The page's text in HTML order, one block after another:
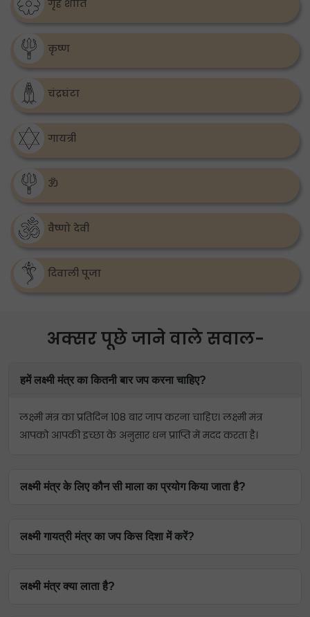
गृह शांति
कृष्ण
चंद्रघंटा
गायत्री
ॐ
वैष्णो देवी
दिवाली पूजा
अक्सर पूछे जाने वाले सवाल-
हमें लक्ष्मी मंत्र का कितनी बार जप करना चाहिए?
लक्ष्मी मंत्र का प्रतिदिन 108 बार जाप करना चाहिए। लक्ष्मी मंत्र
आपको आपकी इच्छा के अनुसार धन प्राप्ति में मदद करता है।
लक्ष्मी मंत्र के लिए कौन सी माला का प्रयोग किया जाता है?
उनके आध्यात्मिक महत्व के लिए चुना जाता है।
लक्ष्मी गायत्री मंत्र का जप किस दिशा में करें?
जाप करना सही माना जाता है।
लक्ष्मी मंत्र क्या लाता है?